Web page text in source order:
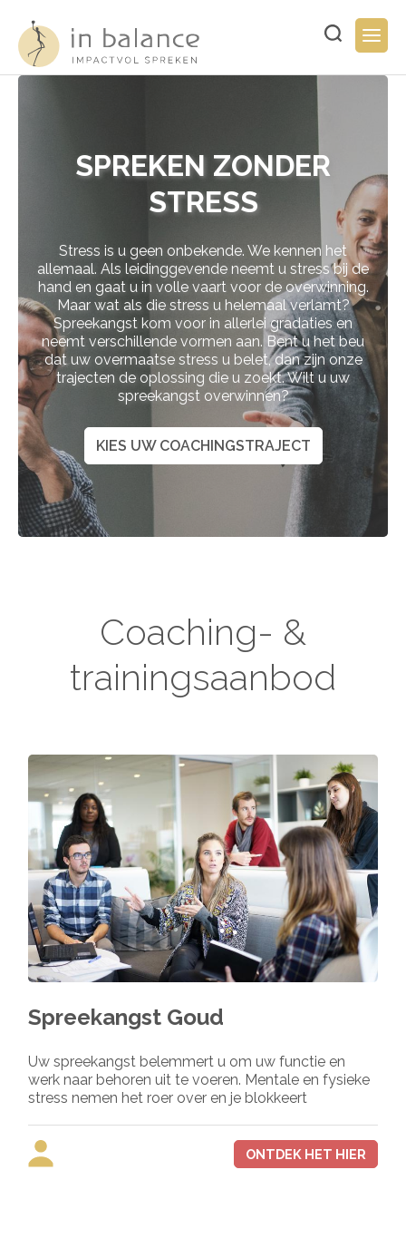
naar
inhoud
Typ
SPREKEN ZONDER
STRESS
Stress is u geen onbekende. We kennen het
allemaal. Als leidinggevende neemt u stress bij de
hand en gaat u in volle vaart voor de overwinning.
Maar wat als die stress u helemaal verlamt?
Spreekangst kom voor in allerlei gradaties en
neemt verschillende vormen aan. Bent u het beu
dat uw overmaatse stress u belet, dan zijn onze
trajecten de oplossing die u zoekt. Wilt u uw
spreekangst overwinnen?
KIES UW COACHINGSTRAJECT
Coaching- &
trainingsaanbod
Spreekangst Goud
Uw spreekangst belemmert u om uw functie en
werk naar behoren uit te voeren. Mentale en fysieke
stress nemen het roer over en je blokkeert
ONTDEK HET HIER